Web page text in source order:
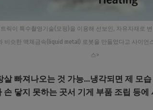
릭이 특수촬영기술(모핑)을 이용해 선보인, 자유자재로
비슷한 액체금속(liquid metal) 로봇을 만들었다고 사이언
스>
살 빠져나오는 것 가능…냉각되면 제 모
닿지 못하는 곳서 기게 부품 조립 등에